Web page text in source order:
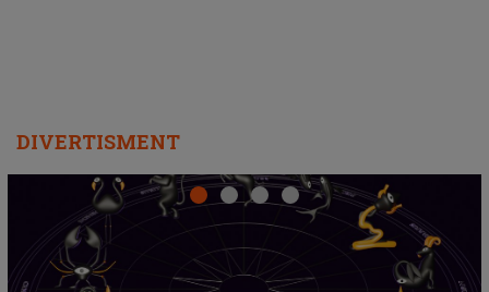
DIVERTISMENT